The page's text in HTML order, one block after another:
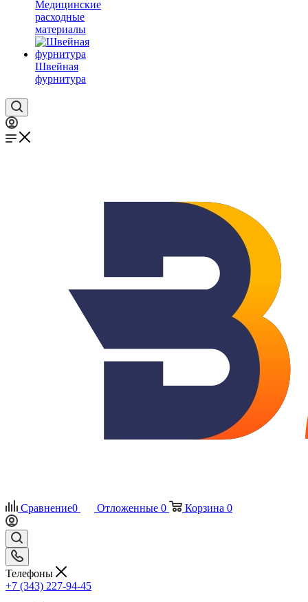
Медицинские
расходные
материалы
Швейная
фурнитура
Сравнение0 Отложенные 0 Корзина 0
Телефоны
+7 (343) 227-94-45